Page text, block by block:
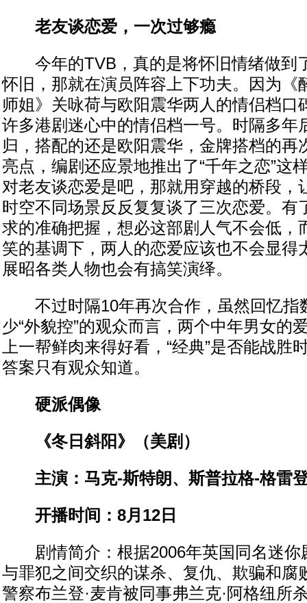
老友谈恋爱，一次过够瘾
今年的TVB，真的是将怀旧情绪做到
怀旧，那就在演员阵容上下功夫。因为《
师姐》关咏荷与欧阳震华两人的情侣档口
许多港剧迷心中的情侣档一号。时隔多年
归，搭配的还是欧阳震华，金牌搭档的再
亮点，编剧还应景地推出了“千年之恋”这
对老友谈恋爱是吧，那就用穿越的桥段，
时空不同场景反反复复谈了三次恋爱。有
求的准确把握，想必这部剧人气不会低，
笑的基调下，两人的恋爱应该也不会显得
展昭各类人物也会有搞笑演绎。
不过时隔10年再次合作，虽然回忆指
少“外貌控”的观众而言，两个中年男女的
上一帮鲜肉来得好看，“经典”是否能战胜
答案只有观众知道。
硬派偶像
《冬日斜阳》（美剧）
主演：马克-斯特朗、斯普拉格-格雷
开播时间：8月12日
剧情简介：根据2006年英国同名迷你
与罪犯之间交织的谋杀、复仇、欺骗和腐
警察布兰登·麦肯被同事弗兰克·阿格纽所